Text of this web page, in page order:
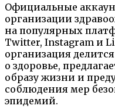
Официальные
организации
на популярных
Twitter, Instagram и
организация
о здоровье,
образу жизни и
соблюдения мер
эпидемий.